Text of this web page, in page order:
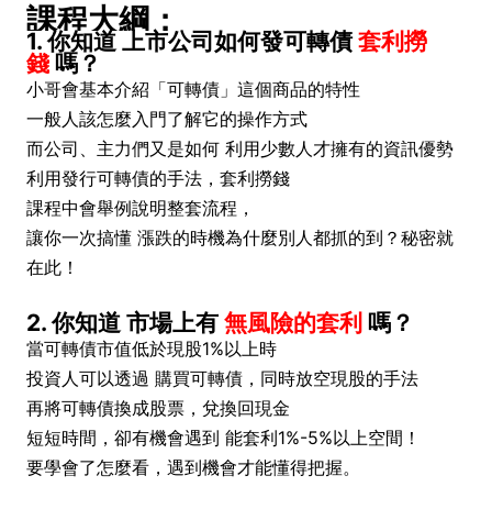
課程大綱：
1. 你知道 上市公司如何發可轉債套利撈
錢 嗎？
小哥會基本介紹「可轉債」這個商品的特性
一般人該怎麼入門了解它的操作方式
而公司、主力們又是如何 利用少數人才擁有的資訊優勢
利用發行可轉債的手法，套利撈錢
課程中會舉例說明整套流程，
讓你一次搞懂 漲跌的時機為什麼別人都抓的到？秘密就
在此！
2. 你知道 市場上有 無風險的套利 嗎？
當可轉債市值低於現股1%以上時
投資人可以透過 購買可轉債，同時放空現股的手法
再將可轉債換成股票，兌換回現金
短短時間，卻有機會遇到 能套利1%-5%以上空間！
要學會了怎麼看，遇到機會才能懂得把握。